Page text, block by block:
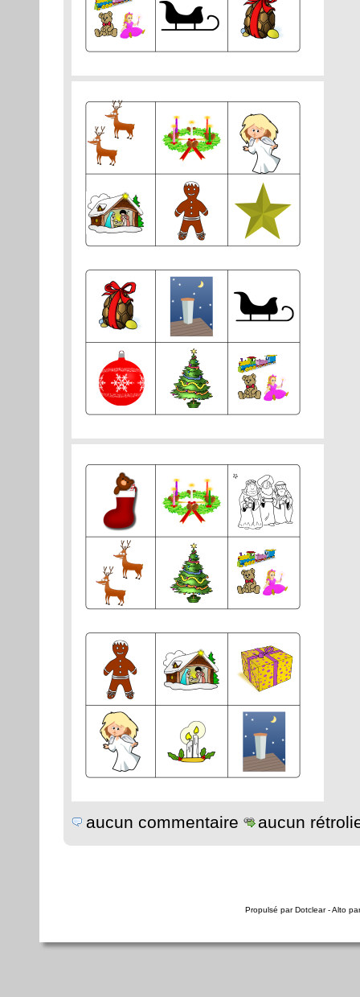
aucun commentaire aucun
Propulsé parDotclear- Alto